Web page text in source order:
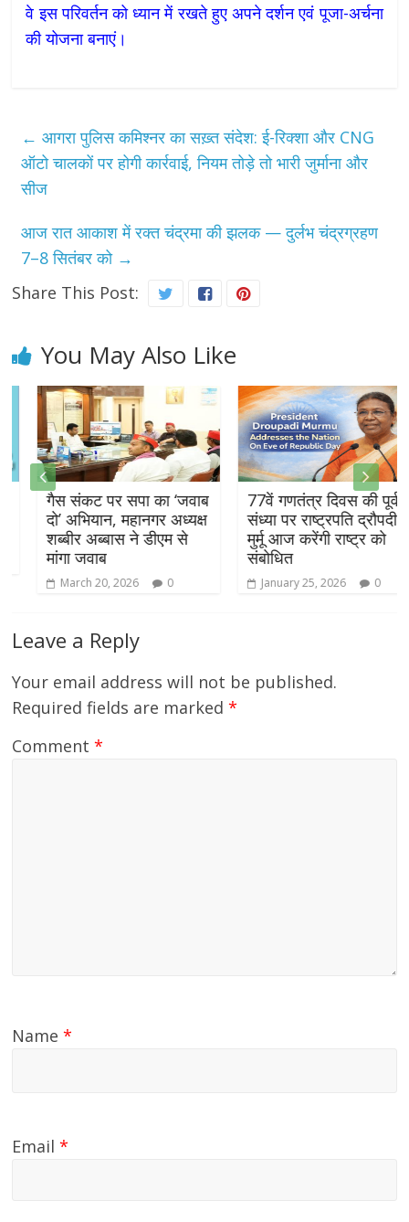
वे इस परिवर्तन को ध्यान में रखते हुए अपने दर्शन एवं पूजा-अर्चना
की योजना बनाएं।
← आगरा पुलिस कमिश्नर का सख़्त संदेश: ई-रिक्शा और CNG
ऑटो चालकों पर होगी कार्रवाई, नियम तोड़े तो भारी जुर्माना और
सीज
आज रात आकाश में रक्त चंद्रमा की झलक — दुर्लभ चंद्रग्रहण
7–8 सितंबर को →
Share This Post:
You May Also Like
गैस संकट पर सपा का ‘जवाब
दो’ अभियान, महानगर अध्यक्ष
शब्बीर अब्बास ने डीएम से
मांगा जवाब
March 20, 2026
77वें गणतंत्र दिवस की पूर्व
संध्या पर राष्ट्रपति द्रौपदी
मुर्मू आज करेंगी राष्ट्र को
संबोधित
January 25, 2026
Leave a Reply
Your email address will not be published.
Required fields are marked*
Comment*
Name*
Email*